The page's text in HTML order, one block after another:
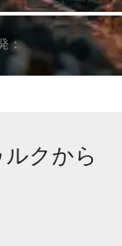
：
クから